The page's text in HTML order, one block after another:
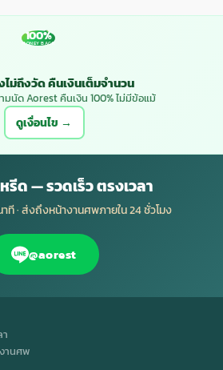
100%
MONEY BACK
ไม่ถึงวัด คืนเงินเต็มจำนวน
มนัด Aorest คืนเงิน 100% ไม่มีข้อแม้
ดูเงื่อนไข →
ด — รวดเร็ว ตรงเวลา
ที · ส่งถึงหน้างานศพภายใน 24 ชั่วโมง
@aorest
านศพ